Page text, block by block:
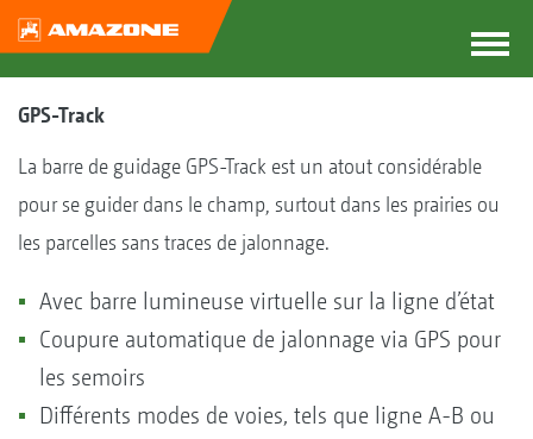
GPS-Track
La barre de guidage GPS-Track est un atout considérable
pour se guider dans le champ, surtout dans les prairies ou
les parcelles sans traces de jalonnage.
Avec barre lumineuse virtuelle sur la ligne d’état
Coupure automatique de jalonnage via GPS pour
les semoirs
Différents modes de voies, tels que ligne A-B ou